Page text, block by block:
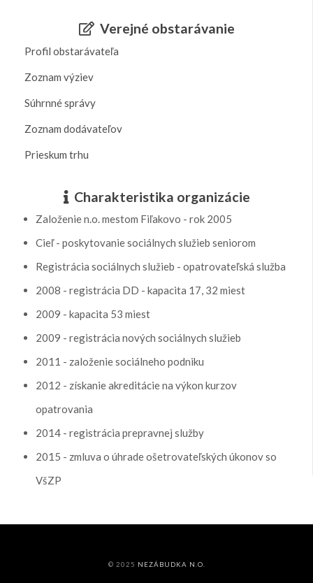
Verejné obstarávanie
Profil obstarávateľa
Zoznam výziev
Súhrnné správy
Zoznam dodávateľov
Prieskum trhu
Charakteristika organizácie
Založenie n.o. mestom Fiľakovo - rok 2005
Cieľ - poskytovanie sociálnych služieb seniorom
Registrácia sociálnych služieb - opatrovateľská služba
2008 - registrácia DD - kapacita 17, 32 miest
2009 - kapacita 53 miest
2009 - registrácia nových sociálnych služieb
2011 - založenie sociálneho podniku
2012 - získanie akreditácie na výkon kurzov
opatrovania
2014 - registrácia prepravnej služby
2015 - zmluva o úhrade ošetrovateľských úkonov so
VšZP
© 2025 NEZÁBUDKA N.O.